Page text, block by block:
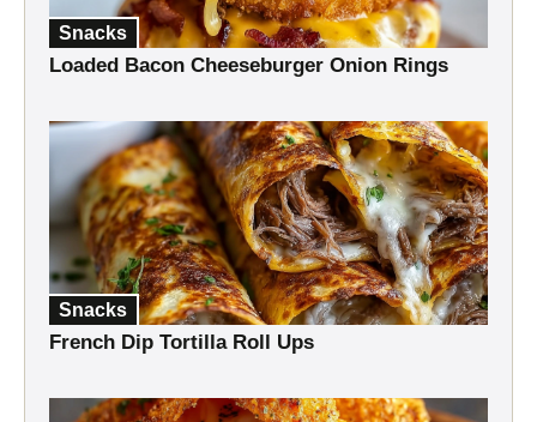
Snacks
Loaded Bacon Cheeseburger Onion Rings
Snacks
French Dip Tortilla Roll Ups